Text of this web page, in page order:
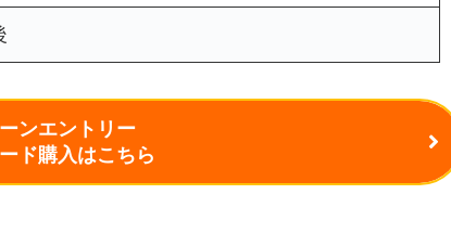
ンエントリー
ド購入はこちら